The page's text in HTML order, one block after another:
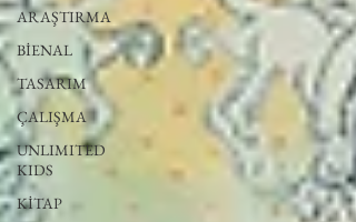
ARAŞTIRMA
BİENAL
TASARIM
ÇALIŞMA
UNLIMITED
KIDS
KİTAP